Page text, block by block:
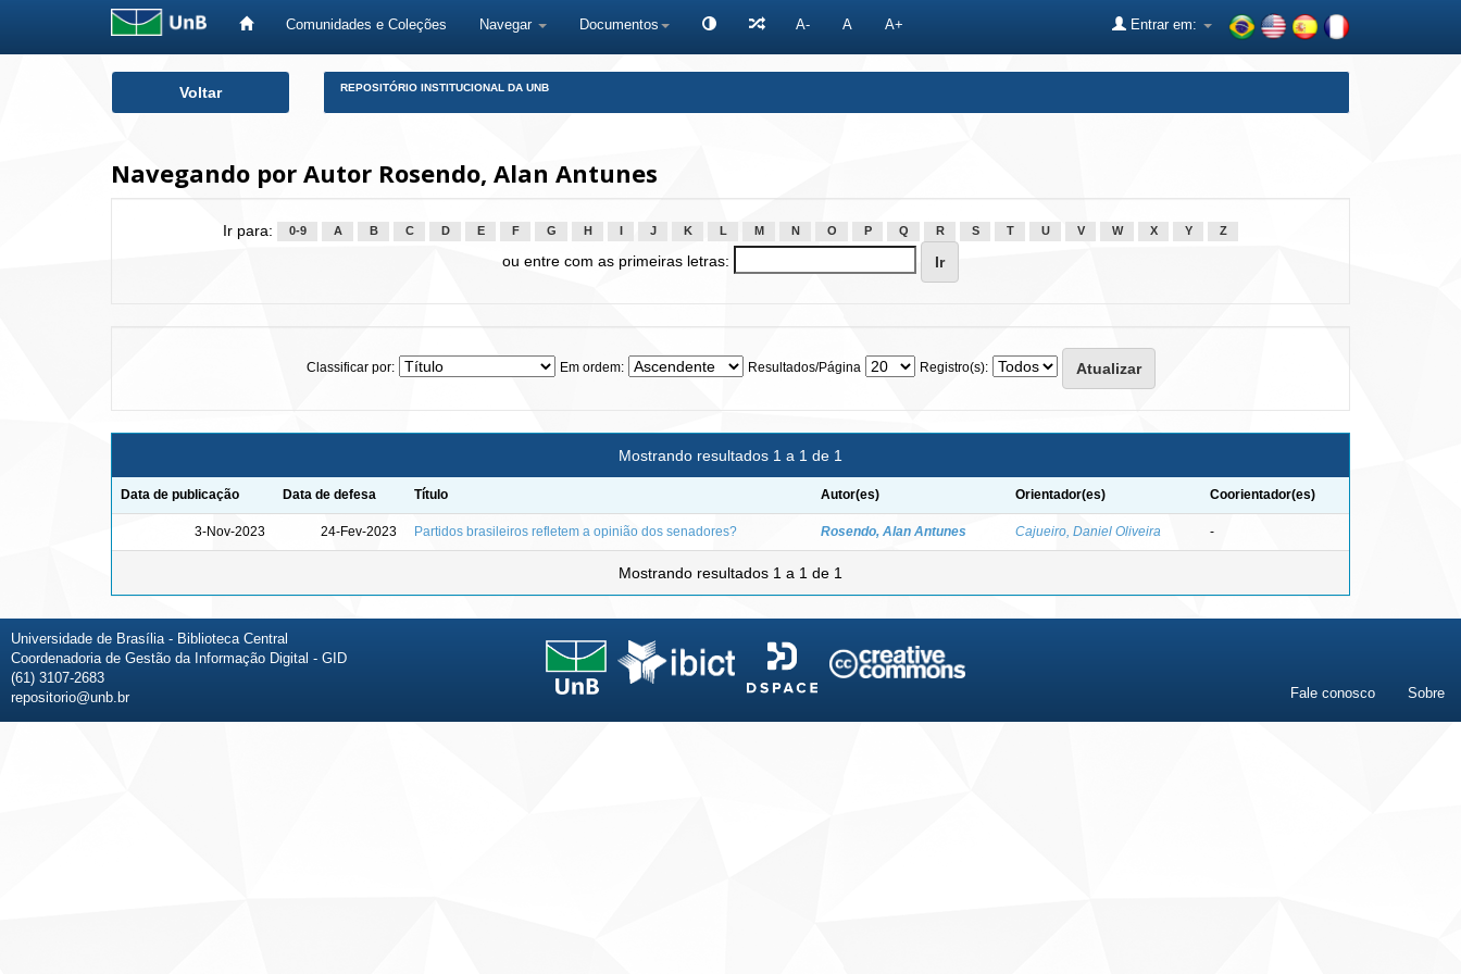
Comunidades e Coleções Navegar Documentos A- A A+ Entrar em:
Voltar REPOSITÓRIO INSTITUCIONAL DA UNB
Navegando por Autor Rosendo, Alan Antunes
Ir para: 0-9 A B C D E F G H J K L M N O P Q R S T U V W X Y Z
ou entre com as primeiras letras:
Classificar por: Em ordem: Resultados/Página Registro(s):
Mostrando resultados 1 a 1 de 1
Data de publicação Data de defesa Título Autor(es) Orientador(es) Coorientador(es)
3-Nov-2023 24-Fev-2023 Partidos brasileiros refletem a opinião dos senadores? Rosendo, Alan Antunes Cajueiro, Daniel Oliveira -
Mostrando resultados 1 a 1 de 1
Universidade de Brasília - Biblioteca Central
Coordenadoria de Gestão da Informação Digital - GID
(61) 3107-2683
repositorio@unb.br
Fale conosco Sobre